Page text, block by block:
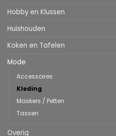
Hobby en Klussen
Huishouden
Koken en Tafelen
Mode
Accessoires
Kleding
Maskers / Petten
Tassen
Overig